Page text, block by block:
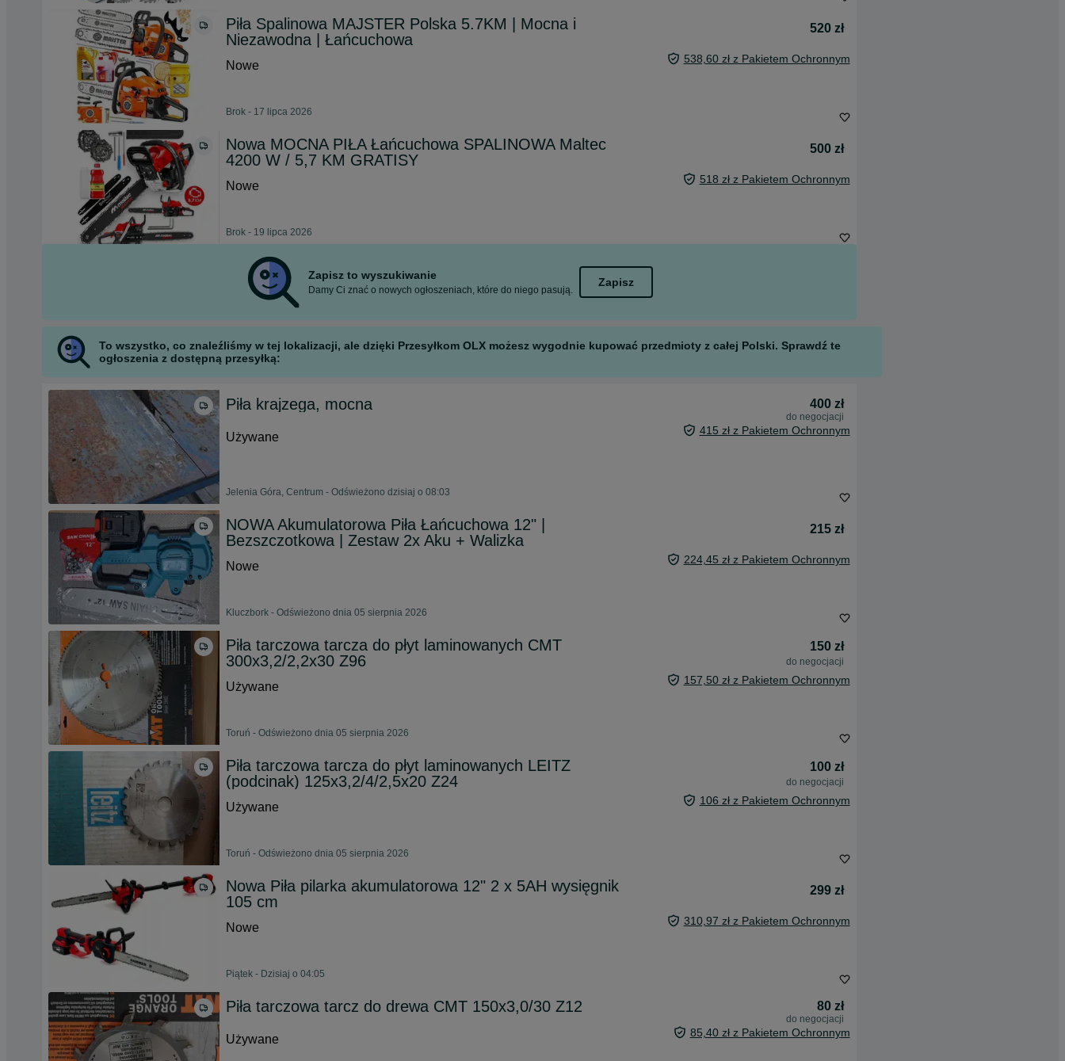
Piła Spalinowa MAJSTER Polska 5.7KM | Mocna i
Niezawodna | Łańcuchowa
520 zł
Nowe 538,60 zł z Pakietem Ochronnym
Brok - 17 lipca 2026
Nowa MOCNA PIŁA Łańcuchowa SPALINOWA Maltec
4200 W / 5,7 KM GRATISY
500 zł
Nowe 518 zł z Pakietem Ochronnym
Brok - 19 lipca 2026
Zapisz to wyszukiwanie
Damy Ci znać o nowych ogłoszeniach, które do niego pasują.
Zapisz
To wszystko, co znaleźliśmy w tej lokalizacji, ale dzięki Przesyłkom OLX możesz wygodnie kupować przedmioty z całej Polski. Sprawdź te
ogłoszenia z dostępną przesyłką:
Piła krajzega, mocna 400 zł
do negocjacji
Używane 415 zł z Pakietem Ochronnym
Jelenia Góra, Centrum - Odświeżono dzisiaj o 08:03
NOWA Akumulatorowa Piła Łańcuchowa 12" |
Bezszczotkowa | Zestaw 2x Aku + Walizka
215 zł
Nowe 224,45 zł z Pakietem Ochronnym
Kluczbork - Odświeżono dnia 05 sierpnia 2026
Piła tarczowa tarcza do płyt laminowanych CMT
300x3,2/2,2x30 Z96
150 zł
do negocjacji
Używane 157,50 zł z Pakietem Ochronnym
Toruń - Odświeżono dnia 05 sierpnia 2026
Piła tarczowa tarcza do płyt laminowanych LEITZ
(podcinak) 125x3,2/4/2,5x20 Z24
100 zł
do negocjacji
Używane 106 zł z Pakietem Ochronnym
Toruń - Odświeżono dnia 05 sierpnia 2026
Nowa Piła pilarka akumulatorowa 12" 2 x 5AH wysięgnik
105 cm
299 zł
Nowe 310,97 zł z Pakietem Ochronnym
Piątek - Dzisiaj o 04:05
Piła tarczowa tarcz do drewa CMT 150x3,0/30 Z12 80 zł
do negocjacji
Używane 85,40 zł z Pakietem Ochronnym